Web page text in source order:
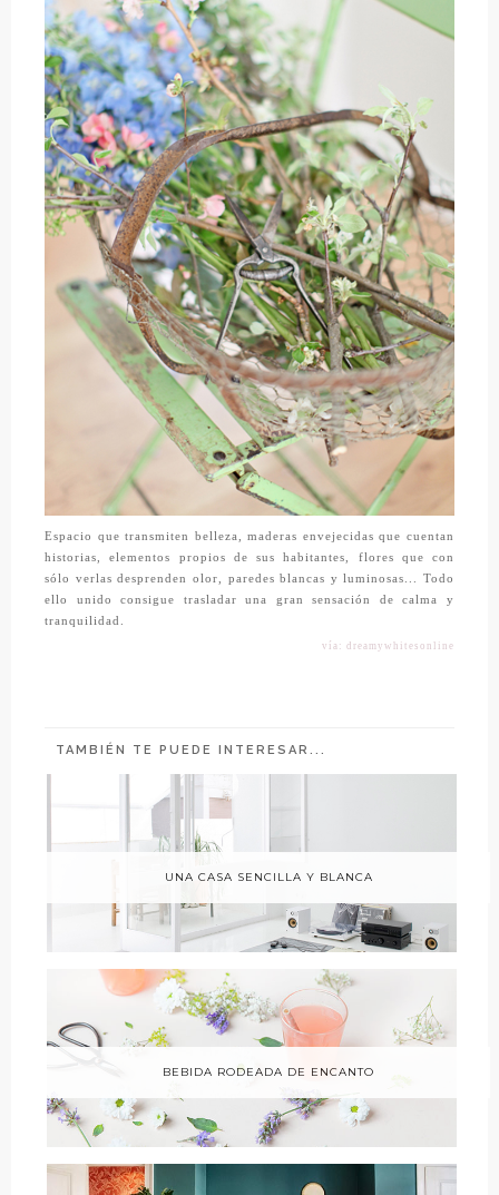
Espacio que transmiten belleza, maderas envejecidas que cuentan
historias, elementos propios de sus habitantes, flores que con
sólo verlas desprenden olor, paredes blancas y luminosas... Todo
ello unido consigue trasladar una gran sensación de calma y
tranquilidad.
vía: dreamywhitesonline
TAMBIÉN TE PUEDE INTERESAR...
UNA CASA SENCILLA Y BLANCA
BEBIDA RODEADA DE ENCANTO